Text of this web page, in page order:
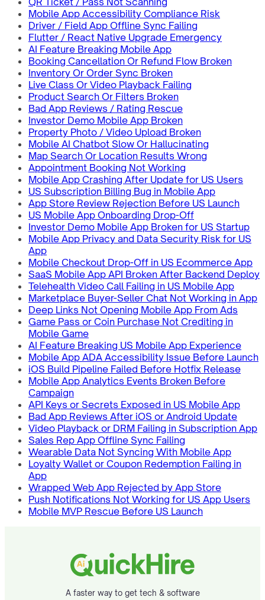
Mobile App Accessibility Compliance Risk
Driver / Field App Offline Sync Failing
Flutter / React Native Upgrade Emergency
AI Feature Breaking Mobile App
Booking Cancellation Or Refund Flow Broken
Inventory Or Order Sync Broken
Live Class Or Video Playback Failing
Product Search Or Filters Broken
Bad App Reviews / Rating Rescue
Investor Demo Mobile App Broken
Property Photo / Video Upload Broken
Mobile AI Chatbot Slow Or Hallucinating
Map Search Or Location Results Wrong
Appointment Booking Not Working
Mobile App Crashing After Update for US Users
US Subscription Billing Bug in Mobile App
App Store Review Rejection Before US Launch
US Mobile App Onboarding Drop-Off
Investor Demo Mobile App Broken for US Startup
Mobile App Privacy and Data Security Risk for US
App
Mobile Checkout Drop-Off in US Ecommerce App
SaaS Mobile App API Broken After Backend Deploy
Telehealth Video Call Failing in US Mobile App
Marketplace Buyer-Seller Chat Not Working in App
Deep Links Not Opening Mobile App From Ads
Game Pass or Coin Purchase Not Crediting in
Mobile Game
AI Feature Breaking US Mobile App Experience
Mobile App ADA Accessibility Issue Before Launch
iOS Build Pipeline Failed Before Hotfix Release
Mobile App Analytics Events Broken Before
Campaign
API Keys or Secrets Exposed in US Mobile App
Bad App Reviews After iOS or Android Update
Video Playback or DRM Failing in Subscription App
Sales Rep App Offline Sync Failing
Wearable Data Not Syncing With Mobile App
Loyalty Wallet or Coupon Redemption Failing in
App
Wrapped Web App Rejected by App Store
Push Notifications Not Working for US App Users
Mobile MVP Rescue Before US Launch
A faster way to get tech & software